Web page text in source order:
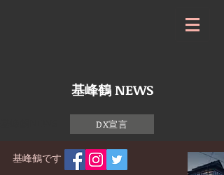
基峰鶴 NEWS
基峰鶴です ♪
DX宣言